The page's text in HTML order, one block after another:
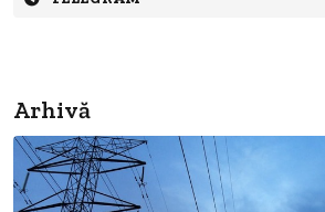
Arhivă